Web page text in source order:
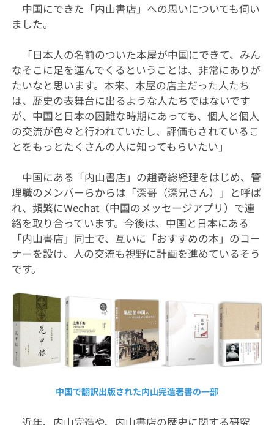
中国にできた「内山書店」への思いについても伺い
ました。
「日本人の名前のついた本屋が中国にできて、みん
なそこに足を運んでくるということは、非常にありが
たいなと思います。本来、本屋の店主だった人たち
は、歴史の表舞台に出るような人たちではないです
が、中国と日本の困難な時期にあっても、個人と個人
の交流が色々と行われていたし、評価もされているこ
とをもっとたくさんの人に知ってもらいたい」
中国にある「内山書店」の趙奇総経理をはじめ、管
理職のメンバーらからは「深哥（深兄さん）」と呼ば
れ、頻繁にWechat（中国のメッセージアプリ）で連
絡を取り合っています。今後は、中国と日本にある
「内山書店」同士で、互いに「おすすめの本」のコー
ナーを設け、人の交流も視野に計画を進めているそう
です。
中国で翻訳出版された内山完造著書の一部
近年、内山完造や、内山書店の歴史に関する研究